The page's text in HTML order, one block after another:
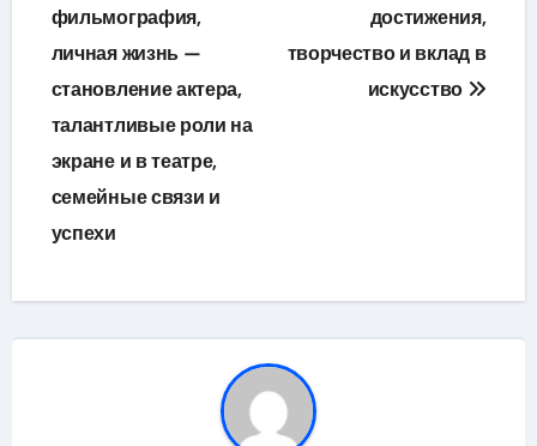
записям
фильмография,
личная жизнь —
становление актера,
талантливые роли на
экране и в театре,
семейные связи и
успехи
достижения,
творчество и вклад в
искусство